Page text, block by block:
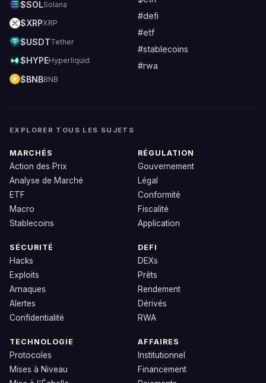
$SOLSolana
$XRPXRP
$USDTTether
$HYPEHyperliquid
$BNBBNB
#defi
#etf
#stablecoins
#rwa
EXPLORER TOUS LES SUJETS
MARCHÉS
Action des Prix
Analyse de Marché
ETF
Macro
Stablecoins
RÉGULATION
Gouvernement
Légal
Conformité
Fiscalité
Application
SÉCURITÉ
Hacks
Exploits
Arnaques
Alertes
Confidentialité
DEFI
DEXs
Prêts
Rendement
Dérivés
RWA
TECHNOLOGIE
Protocoles
Mises à Niveau
AFFAIRES
Institutionnel
Financement